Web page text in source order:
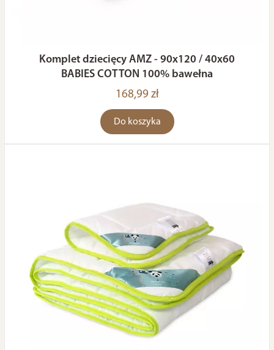
Komplet dziecięcy AMZ - 90x120 / 40x60
BABIES COTTON 100% bawełna
168,99 zł
Do koszyka